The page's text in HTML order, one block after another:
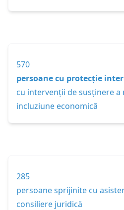
570
persoane cu protecție
cu intervenții de susținere
incluziune economică
285
persoane sprijinite cu
consiliere juridică